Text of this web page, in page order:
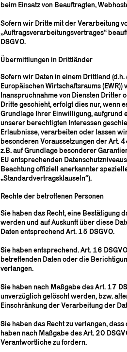
beim Einsatz von Beauftragten,
Sofern wir Dritte mit der Verarbeitung
„Auftragsverarbeitungsvertrages“
DSGVO.
Übermittlungen in Drittländer
Sofern wir Daten in einem Drittland
Europäischen Wirtschaftsraums
Inanspruchnahme von Diensten Dritter
Dritte geschieht, erfolgt dies nur, wenn
Grundlage Ihrer Einwilligung, aufgrund
unserer berechtigten Interessen
Erlaubnisse, verarbeiten oder lassen
besonderen Voraussetzungen der Art.
z.B. auf Grundlage besonderer
EU entsprechenden
Beachtung offiziell anerkannter
„Standardvertragsklauseln“).
Rechte der betroffenen Personen
Sie haben das Recht, eine Bestätigung
werden und auf Auskunft über diese
Daten entsprechend Art. 15 DSGVO.
Sie haben entsprechend. Art. 16
betreffenden Daten oder die
verlangen.
Sie haben nach Maßgabe des Art. 17
unverzüglich gelöscht werden, bzw.
Einschränkung der Verarbeitung der
Sie haben das Recht zu verlangen,
haben nach Maßgabe des Art. 20
Verantwortliche zu fordern.